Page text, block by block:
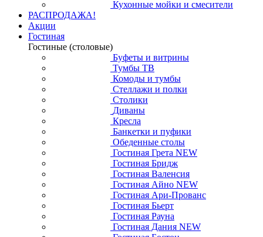
Кухонные мойки и смесители
РАСПРОДАЖА!
Акции
Гостиная
Гостиные (столовые)
Буфеты и витрины
Тумбы ТВ
Комоды и тумбы
Стеллажи и полки
Столики
Диваны
Кресла
Банкетки и пуфики
Обеденные столы
Гостиная Грета NEW
Гостиная Бридж
Гостиная Валенсия
Гостиная Айно NEW
Гостиная Ари-Прованс
Гостиная Бьерт
Гостиная Рауна
Гостиная Дания NEW